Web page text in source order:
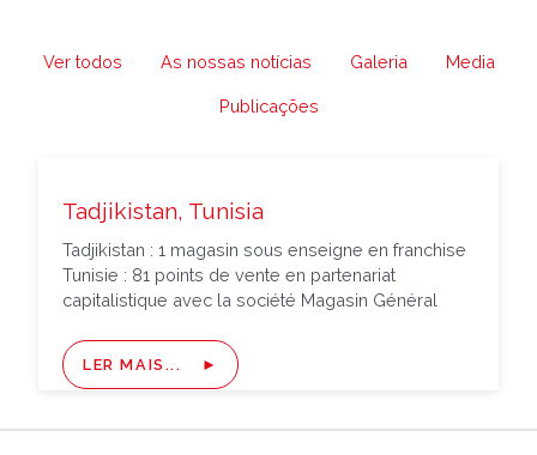
Ver todos As nossas notícias Galeria Media
Publicações
Tadjikistan, Tunisia
Tadjikistan : 1 magasin sous enseigne en franchise
Tunisie : 81 points de vente en partenariat
capitalistique avec la société Magasin Général
LER MAIS...